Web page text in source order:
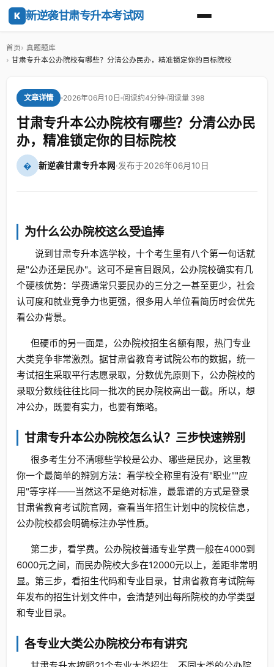
K 新逆袭甘肃专升本考试网
首页
真题题库
甘肃专升本公办院校有哪些？分清公办民办，精准锁定你的目标院校
文章详情 2026年06月10日 阅读约4分钟 阅读量 398
甘肃专升本公办院校有哪些？分清公办民
办，精准锁定你的目标院校
� 新逆袭甘肃专升本网·发布于2026年06月10日
为什么公办院校这么受追捧
说到甘肃专升本选学校，十个考生里有八个第一句话就
是"公办还是民办"。这可不是盲目跟风，公办院校确实有几
个硬核优势：学费通常只要民办的三分之一甚至更少，社会
认可度和就业竞争力也更强，很多用人单位看简历时会优先
看公办背景。
但硬币的另一面是，公办院校招生名额有限，热门专业
大类竞争非常激烈。据甘肃省教育考试院公布的数据，统一
考试招生采取平行志愿录取，分数优先原则下，公办院校的
录取分数线往往比同一批次的民办院校高出一截。所以，想
冲公办，既要有实力，也要有策略。
甘肃专升本公办院校怎么认？三步快速辨别
很多考生分不清哪些学校是公办、哪些是民办，这里教
你一个最简单的辨别方法：看学校全称里有没有"职业""应
用"等字样——当然这不是绝对标准，最靠谱的方式是登录
甘肃省教育考试院官网，查看当年招生计划中的院校信息，
公办院校都会明确标注办学性质。
第二步，看学费。公办院校普通专业学费一般在4000到
6000元之间，而民办院校大多在12000元以上，差距非常明
显。第三步，看招生代码和专业目录，甘肃省教育考试院每
年发布的招生计划文件中，会清楚列出每所院校的办学类型
和专业目录。
各专业大类公办院校分布有讲究